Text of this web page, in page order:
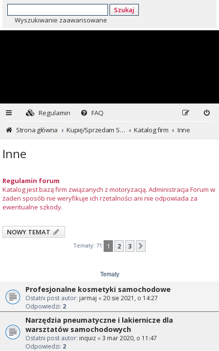
Szukaj
Wyszukiwanie zaawansowane
Regulamin
FAQ
Strona główna
Kupię/Sprzedam Subaru i nie tylko... Katalog firm Inne
Inne
Regulamin forum
Katalog jest bazą firm związanych z motoryzacją. Administracja Forum w
żaden sposób nie weryfikuje ich rzetalności ani nie odpowiada za
ewentualne szkody.
NOWY TEMAT
Tematy: 71 1 2 3
Tematy
Profesjonalne kosmetyki samochodowe
Ostatni post autor: jarmaj « 20 sie 2021, o 14:27
Odpowiedzi: 2
Narzędzia pneumatyczne i lakiernicze dla
warsztatów samochodowych
Ostatni post autor: inquiz « 3 mar 2020, o 11:47
Odpowiedzi: 2